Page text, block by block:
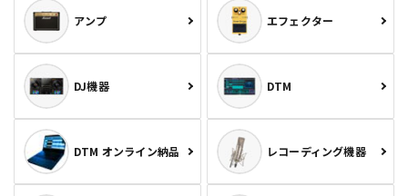
アンプ エフェクター
DJ機器 DTM
DTM オンライン納品 レコーディング機器